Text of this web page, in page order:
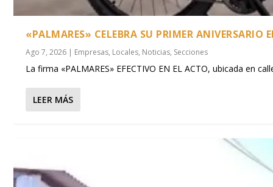
«PALMARES» CELEBRA SU PRIMER ANIVERSARIO
Ago 7, 2026 | Empresas, Locales, Noticias, Secciones
La firma «PALMARES» EFECTIVO EN EL ACTO, ubicada en
LEER MÁS